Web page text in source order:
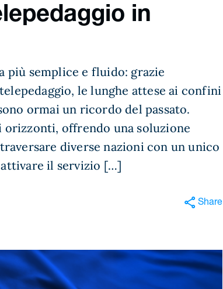
in
più semplice e fluido: grazie
le lunghe attese ai confini
ormai un ricordo del passato.
orizzonti, offrendo una soluzione
diverse nazioni con un unico
il servizio […]
Share